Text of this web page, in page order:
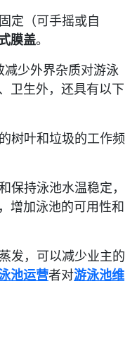
定（可手摇或自
膜盖。
少外界杂质对游泳
卫生外，还具有以下
树叶和垃圾的工作频
保持泳池水温稳定，
增加泳池的可用性和
发，可以减少业主的
池运营者对游泳池维